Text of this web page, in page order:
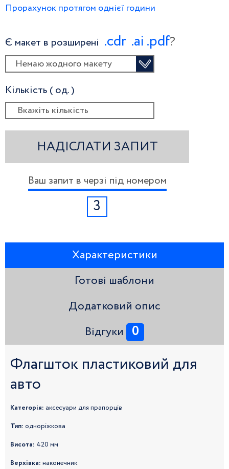
Прорахунок протягом однієї години
Є макет в розширені .сdr .ai .pdf?
Немаю жодного макету
Кількість ( од. )
НАДІСЛАТИ ЗАПИТ
Ваш запит в черзі під номером
3
Характеристики
Готові шаблони
Додатковий опис
Відгуки 0
Флагшток пластиковий для
авто
Категорія: аксесуари для прапорців
Тип: одноріжкова
Висота: 420 мм
Верхівка: наконечник